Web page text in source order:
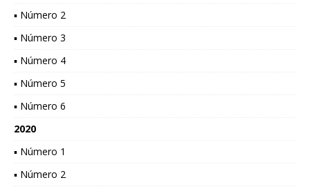
▪ Número 2
▪ Número 3
▪ Número 4
▪ Número 5
▪ Número 6
2020
▪ Número 1
▪ Número 2